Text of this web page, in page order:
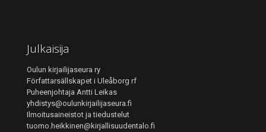
Julkaisija
Oulun kirjailijaseura ry
Författarsällskapet i Uleåborg rf
Puheenjohtaja Antti Leikas
yhdistys@oulunkirjailijaseura.fi
Ilmoitusaineistot ja tiedustelut
tuomo.heikkinen@kirjallisuudentalo.fi